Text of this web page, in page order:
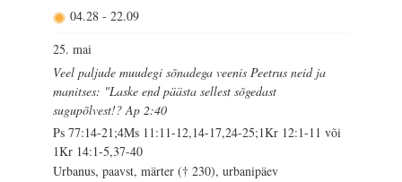
04.28 - 22.09
25. mai
Veel paljude muudegi sõnadega veenis Peetrus neid ja
manitses: "Laske end päästa sellest sõgedast
sugupõlvest!? Ap 2:40
Ps 77:14-21;4Ms 11:11-12,14-17,24-25;1Kr 12:1-11 või
1Kr 14:1-5,37-40
Urbanus, paavst, märter († 230), urbanipäev